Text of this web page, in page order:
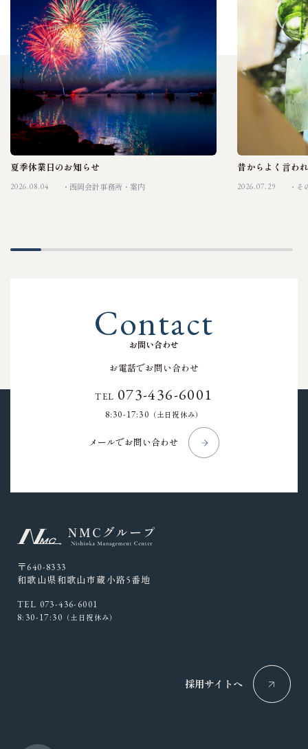
夏季休業日のお知らせ
2026.08.04 西岡会計事務所 案内
昔からよく言わ
2026.07.29 そ
お問い合わせ
Contact
お電話でお問い合わせ
TEL 073-436-6001
8:30-17:30 （土日祝休み）
メールでお問い合わせ
〒640-8333
和歌山県和歌山市蔵小路5番地
TEL 073-436-6001
8:30-17:30 （土日祝休み）
採用サイトへ